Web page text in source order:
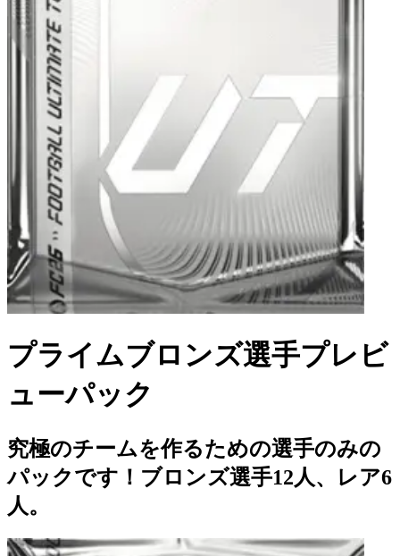
プライムブロンズ選手プレビ
ューパック
究極のチームを作るための選手のみの
パックです！ブロンズ選手12人、レア6
人。